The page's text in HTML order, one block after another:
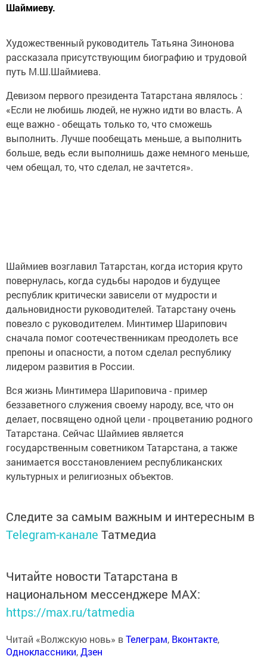
Шаймиеву.
Художественный руководитель Татьяна Зинонова
рассказала присутствующим биографию и трудовой
путь М.Ш.Шаймиева.
Девизом первого президента Татарстана являлось :
«Если не любишь людей, не нужно идти во власть. А
еще важно - обещать только то, что сможешь
выполнить. Лучше пообещать меньше, а выполнить
больше, ведь если выполнишь даже немного меньше,
чем обещал, то, что сделал, не зачтется».
Шаймиев возглавил Татарстан, когда история круто
повернулась, когда судьбы народов и будущее
республик критически зависели от мудрости и
дальновидности руководителей. Татарстану очень
повезло с руководителем. Минтимер Шарипович
сначала помог соотечественникам преодолеть все
препоны и опасности, а потом сделал республику
лидером развития в России.
Вся жизнь Минтимера Шариповича - пример
беззаветного служения своему народу, все, что он
делает, посвящено одной цели - процветанию родного
Татарстана. Сейчас Шаймиев является
государственным советником Татарстана, а также
занимается восстановлением республиканских
культурных и религиозных объектов.
Следите за самым важным и интересным в
Telegram-канале Татмедиа
Читайте новости Татарстана в
национальном мессенджере MАХ:
https://max.ru/tatmedia
Читай «Волжскую новь» вТелеграм, Вконтакте,
Одноклассники,Дзен